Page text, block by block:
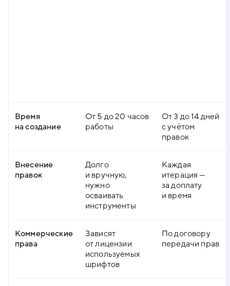
Время
на создание
От 5 до 20 часов
работы
От 3 до 14 дней
с учётом
правок
Внесение
правок
Долго
и вручную,
нужно
осваивать
инструменты
Каждая
итерация —
за доплату
и время
Коммерческие
права
Зависят
от лицензии
используемых
шрифтов
По договору
передачи прав